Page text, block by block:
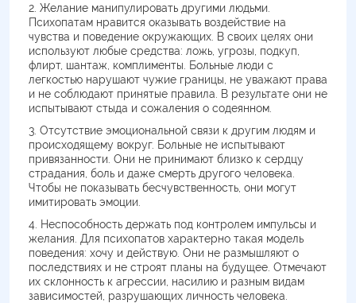
Желание манипулировать другими людьми.
Психопатам нравится оказывать воздействие на
чувства и поведение окружающих. В своих целях они
используют любые средства: ложь, угрозы, подкуп,
флирт, шантаж, комплименты. Больные люди с
легкостью нарушают чужие границы, не уважают права
и не соблюдают принятые правила. В результате они не
испытывают стыда и сожаления о содеянном.
Отсутствие эмоциональной связи к другим людям и
происходящему вокруг. Больные не испытывают
привязанности. Они не принимают близко к сердцу
страдания, боль и даже смерть другого человека.
Чтобы не показывать бесчувственность, они могут
имитировать эмоции.
Неспособность держать под контролем импульсы и
желания. Для психопатов характерно такая модель
поведения: хочу и действую. Они не размышляют о
последствиях и не строят планы на будущее. Отмечают
их склонность к агрессии, насилию и разным видам
зависимостей, разрушающих личность человека.